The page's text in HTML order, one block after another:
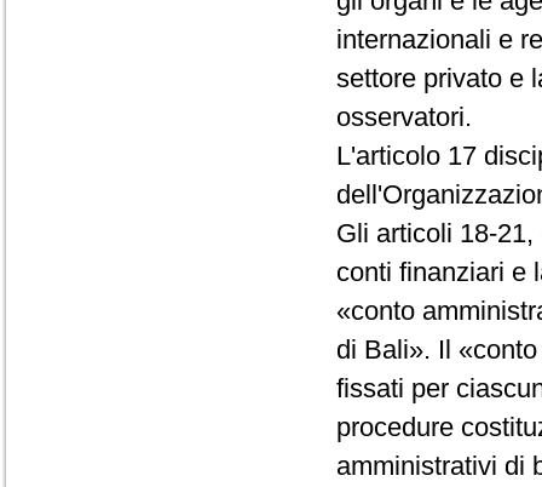
internazionali e
settore privato e
osservatori.
L'articolo 17
Gli articoli 18-
conti finanziari e
«conto
di Bali». Il
fissati per
procedure
amministrativi di